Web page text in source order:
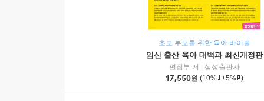
초보 부모를 위한 육아 바이블
임신 출산 육아 대백과 최신개정판
편집부 저
삼성출판사
17,550원 (10% +5% )